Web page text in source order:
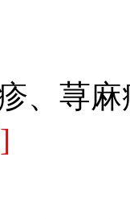
、荨